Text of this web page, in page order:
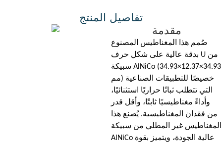
تفاصيل المنتج
مقدمة
صُمم هذا المغناطيس المصنوع
بدقة عالية على شكل حرف U من
سبيكة AlNiCo (34.93×12.37×34.93
مم) خصيصًا للتطبيقات الصناعية
التي تتطلب ثباتًا حراريًا استثنائيًا،
وأداءً مغناطيسيًا ثابتًا، وأقل قدر
من فقدان المغناطيسية. يُصنع هذا
المغناطيس غير المطلي من سبيكة
AlNiCo عالية الجودة، ويتميز بقوة